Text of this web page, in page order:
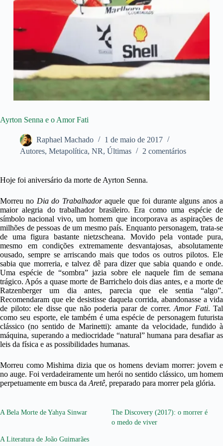
Ayrton Senna e o Amor Fati
Raphael Machado
1 de maio de 2017
Autores, Metapolítica, NR, Últimas 2 comentários
Hoje foi aniversário da morte de Ayrton Senna.
Morreu no Dia do Trabalhadoraquele que foi durante alguns anos a
maior alegria do trabalhador brasileiro. Era como uma espécie de
símbolo nacional vivo, um homem que incorporava as aspirações de
milhões de pessoas de um mesmo país. Enquanto personagem, trata-se
de uma figura bastante nietzscheana. Movido pela vontade pura,
mesmo em condições extremamente desvantajosas, absolutamente
ousado, sempre se arriscando mais que todos os outros pilotos. Ele
sabia que morreria, e talvez dê para dizer que sabia quando e onde.
Uma espécie de “sombra” jazia sobre ele naquele fim de semana
trágico. Após a quase morte de Barrichelo dois dias antes, e a morte de
Ratzenberger um dia antes, parecia que ele sentia “algo”.
Recomendaram que ele desistisse daquela corrida, abandonasse a vida
de piloto: ele disse que não poderia parar de correr. Amor Fati. Tal
como seu esporte, ele também é uma espécie de personagem futurista
clássico (no sentido de Marinetti): amante da velocidade, fundido à
máquina, superando a mediocridade “natural” humana para desafiar as
leis da física e as possibilidades humanas.
Morreu como Mishima dizia que os homens deviam morrer: jovem e
no auge. Foi verdadeiramente um herói no sentido clássico, um homem
perpetuamente em busca da Aretê, preparado para morrer pela glória.
A Bela Morte de Yahya Sinwar
The Discovery (2017): o morrer é
o medo de viver
A Literatura de João Guimarães